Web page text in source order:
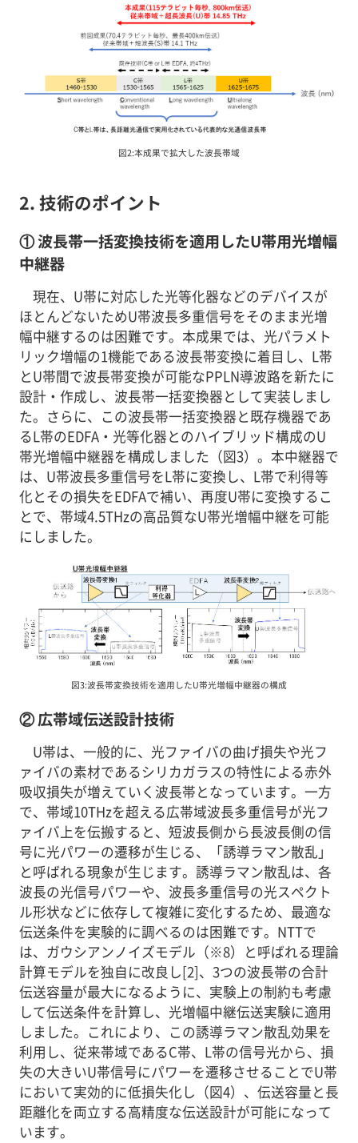
図2:本成果で拡大した波長帯域
2. 技術のポイント
① 波長帯一括変換技術を適用したU帯用光増幅
中継器
現在、U帯に対応した光等化器などのデバイスが
ほとんどないためU帯波長多重信号をそのまま光増
幅中継するのは困難です。本成果では、光パラメト
リック増幅の1機能である波長帯変換に着目し、L帯
とU帯間で波長帯変換が可能なPPLN導波路を新たに
設計・作成し、波長帯一括変換器として実装しまし
た。さらに、この波長帯一括変換器と既存機器であ
るL帯のEDFA・光等化器とのハイブリッド構成のU
帯光増幅中継器を構成しました（図3）。本中継器で
は、U帯波長多重信号をL帯に変換し、L帯で利得等
化とその損失をEDFAで補い、再度U帯に変換するこ
とで、帯域4.5THzの高品質なU帯光増幅中継を可能
にしました。
図3:波長帯変換技術を適用したU帯光増幅中継器の構成
② 広帯域伝送設計技術
U帯は、一般的に、光ファイバの曲げ損失や光フ
ァイバの素材であるシリカガラスの特性による赤外
吸収損失が増えていく波長帯となっています。一方
で、帯域10THzを超える広帯域波長多重信号が光フ
ァイバ上を伝搬すると、短波長側から長波長側の信
号に光パワーの遷移が生じる、「誘導ラマン散乱」
と呼ばれる現象が生じます。誘導ラマン散乱は、各
波長の光信号パワーや、波長多重信号の光スペクト
ル形状などに依存して複雑に変化するため、最適な
伝送条件を実験的に調べるのは困難です。NTTで
は、ガウシアンノイズモデル（※8）と呼ばれる理論
計算モデルを独自に改良し[2]、3つの波長帯の合計
伝送容量が最大になるように、実験上の制約も考慮
して伝送条件を計算し、光増幅中継伝送実験に適用
しました。これにより、この誘導ラマン散乱効果を
利用し、従来帯域であるC帯、L帯の信号光から、損
失の大きいU帯信号にパワーを遷移させることでU帯
において実効的に低損失化し（図4）、伝送容量と長
距離化を両立する高精度な伝送設計が可能になって
います。